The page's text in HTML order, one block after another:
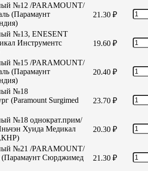
№12 /PARAMOUNT/
(Парамаунт
21.30 ₽
№13, ENESENT
Инструментс
19.60 ₽
№15 /PARAMOUNT/
(Парамаунт
20.40 ₽
№18
(Paramount Surgimed
23.70 ₽
№18 однократ.прим/
Хуида Медикал
20.30 ₽
№21 /PARAMOUNT/
(Парамаунт Сюрджимед
21.30 ₽